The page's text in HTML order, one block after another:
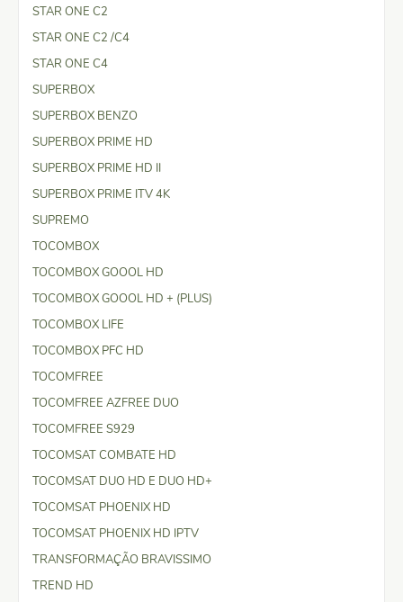
STAR ONE C2
STAR ONE C2 /C4
STAR ONE C4
SUPERBOX
SUPERBOX BENZO
SUPERBOX PRIME HD
SUPERBOX PRIME HD II
SUPERBOX PRIME ITV 4K
SUPREMO
TOCOMBOX
TOCOMBOX GOOOL HD
TOCOMBOX GOOOL HD + (PLUS)
TOCOMBOX LIFE
TOCOMBOX PFC HD
TOCOMFREE
TOCOMFREE AZFREE DUO
TOCOMFREE S929
TOCOMSAT COMBATE HD
TOCOMSAT DUO HD E DUO HD+
TOCOMSAT PHOENIX HD
TOCOMSAT PHOENIX HD IPTV
TRANSFORMAÇÃO BRAVISSIMO
TREND HD